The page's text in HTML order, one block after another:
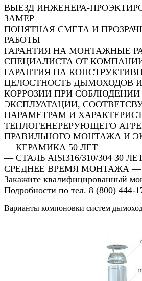
ВЫЕЗД ИНЖЕНЕРА-
ЗАМЕР
ПОНЯТНАЯ СМЕТА И
РАБОТЫ
ГАРАНТИЯ НА МОНТАЖНЫЕ
СПЕЦИАЛИСТА ОТ
ГАРАНТИЯ НА
ЦЕЛОСТНОСТЬ ДЫМОХОДОВ
КОРРОЗИИ ПРИ
ЭКСПЛУАТАЦИИ,
ПАРАМЕТРАМ И
ТЕПЛОГЕНЕРЕРУЮЩЕГО
ПРАВИЛЬНОГО МОНТАЖА И
— КЕРАМИКА 50 ЛЕТ
— СТАЛЬ AISI316/310/304 30
СРЕДНЕЕ ВРЕМЯ МОНТАЖА —
Закажите квалифицированный
Подробности по тел. 8 (800) 444-
Варианты компоновки систем